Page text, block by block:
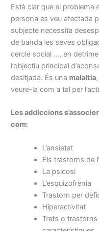
Està clar que el problema
persona es veu afectada
subjecte necessita
de banda les seves
cercle social …, en
l’objectiu principal
desitjada. És una malaltia
veure-la com a tal per
Les addiccions
com:
L’ansietat
Els trastorns de
La psicosi
L’esquizofrènia
Trastorn per
Hiperactivitat
Trets o